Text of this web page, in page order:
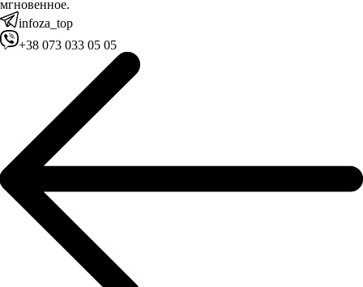
мгновенное.
infoza_top
+38 073 033 05 05